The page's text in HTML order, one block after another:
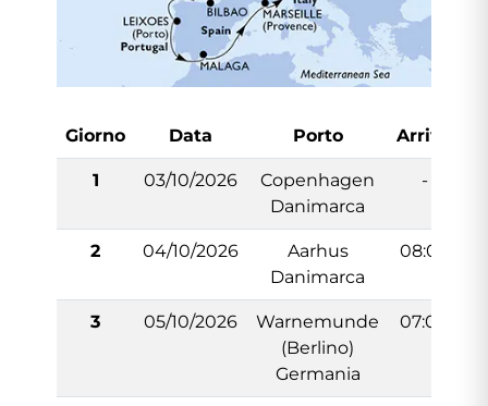
Giorno Data Porto Arrivo
1 03/10/2026
Copenhagen
Danimarca
-
2 04/10/2026
Aarhus
Danimarca
08:00
3 05/10/2026
Warnemunde
(Berlino)
Germania
07:00